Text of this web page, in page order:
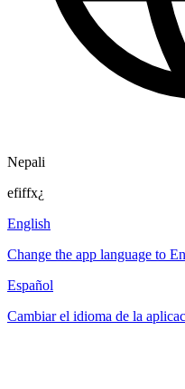
Nepali
efiffx¿
English
Change the app language to
Español
Cambiar el idioma de la